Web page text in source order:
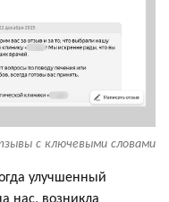
с ключевыми словами
улучшенный
нас, возникла